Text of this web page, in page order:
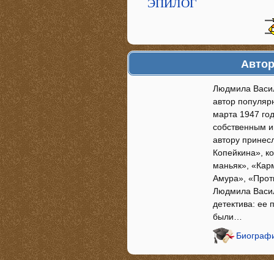
ЭПИЛОГ
Людмила
автор
марта 1947
собственным
автору
Копейкина»,
маньяк»,
Амура»,
Людмила
детектива: ее
были…